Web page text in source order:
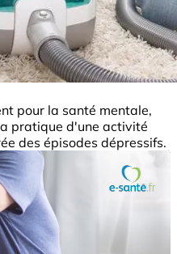
pour la santé mentale,
pratique d'une activité
des épisodes dépressifs.